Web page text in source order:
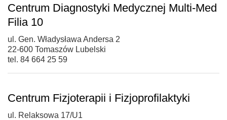
Centrum Diagnostyki Medycznej Multi-Med
Filia 10
ul. Gen. Władysława Andersa 2
22-600 Tomaszów Lubelski
tel. 84 664 25 59
Centrum Fizjoterapii i Fizjoprofilaktyki
ul. Relaksowa 17/U1